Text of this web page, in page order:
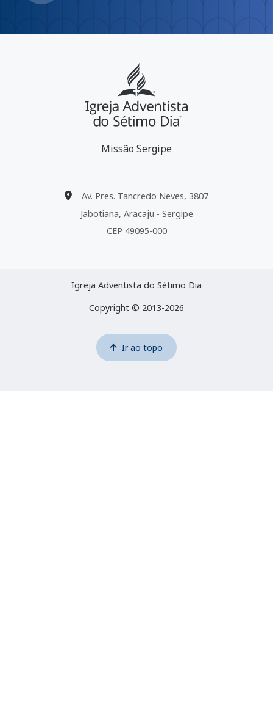
Missão Sergipe
Av. Pres. Tancredo Neves, 3807
Jabotiana, Aracaju - Sergipe
CEP 49095-000
Igreja Adventista do Sétimo Dia
Copyright © 2013-2026
Ir ao topo